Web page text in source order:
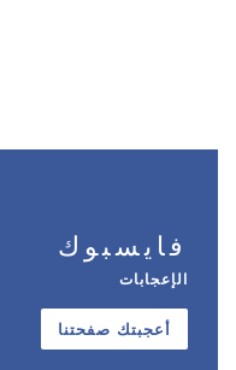
فايسبوك
الإعجابات
أعجبتك صفحتنا